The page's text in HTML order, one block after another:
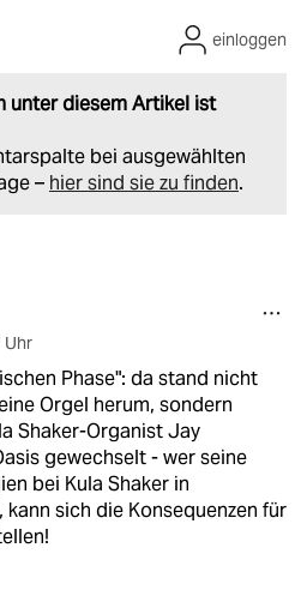
unter diesem Artikel ist
bei ausgewählten
– hier sind sie zu finden.
einloggen
Uhr
Phase": da stand nicht
Orgel herum, sondern
Shaker-Organist Jay
gewechselt - wer seine
bei Kula Shaker in
kann sich die Konsequenzen für